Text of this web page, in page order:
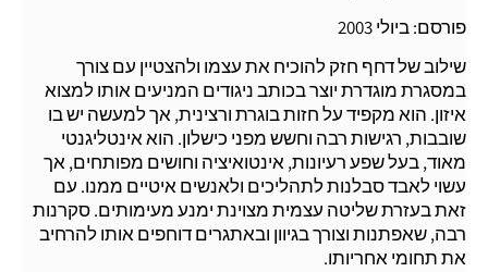
פורסם: ביולי 2003
שילוב של דחף חזק להוכיח את עצמו ולהצטיין עם צורך
במסגרת מוגדרת יוצר בכותב ניגודים המניעים אותו למצוא
איזון. הוא מקפיד על חזות בוגרת ורצינית, אך למעשה יש בו
שובבות, רגישות רבה וחשש מפני כישלון. הוא אינטליגנטי
מאוד, בעל שפע רעיונות, אינטואיציה וחושים מפותחים, אך
עשוי לאבד סבלנות לתהליכים ולאנשים איטיים ממנו. עם
זאת בעזרת שליטה עצמית מצוינת ימנע מעימותים. סקרנות
רבה, שאפתנות וצורך בגיוון ובאתגרים דוחפים אותו להרחיב
את תחומי אחריותו.